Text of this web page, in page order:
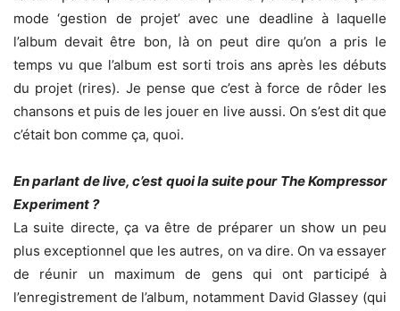
mode ‘gestion de projet’ avec une deadline à laquelle
l’album devait être bon, là on peut dire qu’on a pris le
temps vu que l’album est sorti trois ans après les débuts
du projet (rires). Je pense que c’est à force de rôder les
chansons et puis de les jouer en live aussi. On s’est dit que
c’était bon comme ça, quoi.
En parlant de live, c’est quoi la suite pour The Kompressor
Experiment ?
La suite directe, ça va être de préparer un show un peu
plus exceptionnel que les autres, on va dire. On va essayer
de réunir un maximum de gens qui ont participé à
l’enregistrement de l’album, notamment David Glassey (qui